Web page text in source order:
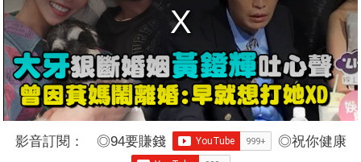
影音訂閱： ◎94要賺錢 ◎祝你健康